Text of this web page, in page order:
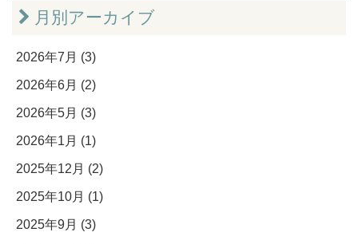
月別アーカイブ
2026年7月 (3)
2026年6月 (2)
2026年5月 (3)
2026年1月 (1)
2025年12月 (2)
2025年10月 (1)
2025年9月 (3)